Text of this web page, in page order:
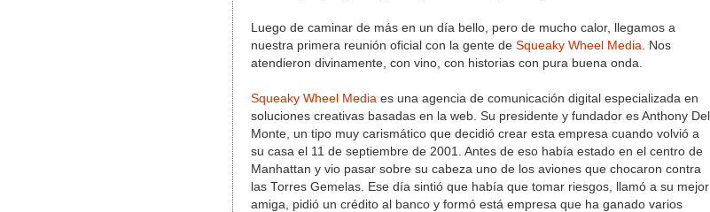
Luego de caminar de más en un día bello, pero de mucho calor, llegamos a
nuestra primera reunión oficial con la gente de Squeaky Wheel Media . Nos
atendieron divinamente, con vino, con historias con pura buena onda.
Squeaky Wheel Media es una agencia de comunicación digital especializada en
soluciones creativas basadas en la web. Su presidente y fundador es Anthony Del
Monte, un tipo muy carismático que decidió crear esta empresa cuando volvió a
su casa el 11 de septiembre de 2001. Antes de eso había estado en el centro de
Manhattan y vio pasar sobre su cabeza uno de los aviones que chocaron contra
las Torres Gemelas. Ese día sintió que había que tomar riesgos, llamó a su mejor
amiga, pidió un crédito al banco y formó está empresa que ha ganado varios